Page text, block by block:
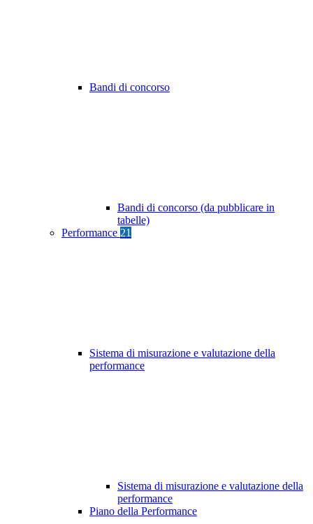
Bandi di concorso
Bandi di concorso (da pubblicare in
tabelle)
Performance 21
Sistema di misurazione e valutazione della
performance
Sistema di misurazione e valutazione della
performance
Piano della Performance